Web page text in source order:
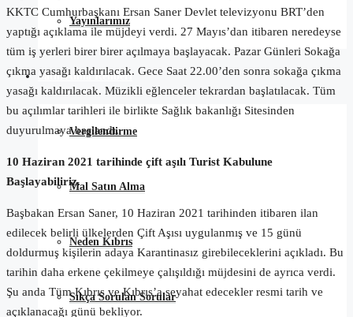
Yayınlarımız
Satın Alma Rehberi
Vergilendirme
Mal Satın Alma
Neden Kıbrıs
Sıkça Sorulan Sorular
KKTC Cumhurbaşkanı Ersan Saner Devlet televizyonu BRT’den
yaptığı açıklama ile müjdeyi verdi. 27 Mayıs’dan itibaren neredeyse
tüm iş yerleri birer birer açılmaya başlayacak. Pazar Günleri Sokağa
çıkma yasağı kaldırılacak. Gece Saat 22.00’den sonra sokağa çıkma
yasağı kaldırılacak. Müzikli eğlenceler tekrardan başlatılacak. Tüm
bu açılımlar tarihleri ile birlikte Sağlık bakanlığı Sitesinden
duyurulmaya başlandı.
10 Haziran 2021 tarihinde çift aşılı Turist Kabulune
Başlayabiliriz.
Başbakan Ersan Saner, 10 Haziran 2021 tarihinden itibaren ilan
edilecek belirli ülkelerden Çift Aşısı uygulanmış ve 15 günü
doldurmuş kişilerin adaya Karantinasız girebileceklerini açıkladı. Bu
tarihin daha erkene çekilmeye çalışıldığı müjdesini de ayrıca verdi.
Şu anda Tüm Kıbrıs ve Kıbrıs’a seyahat edecekler resmi tarih ve
açıklanacağı günü bekliyor.